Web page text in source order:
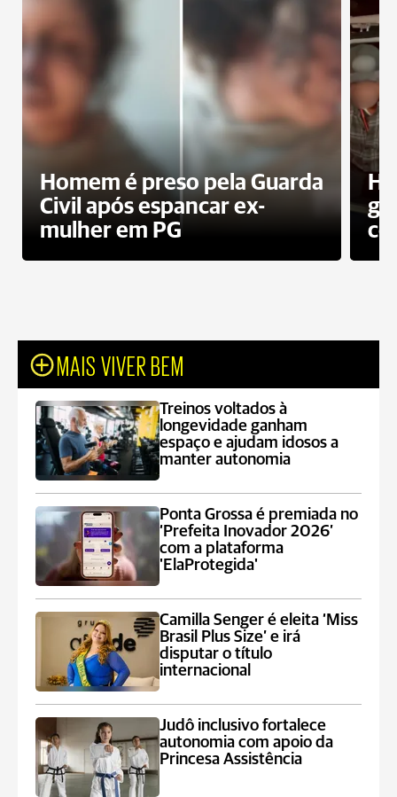
Homem é preso pela Guarda
Civil após espancar ex-
mulher em PG
MAIS VIVER BEM
Treinos voltados à
longevidade ganham
espaço e ajudam idosos a
manter autonomia
Ponta Grossa é premiada no
‘Prefeita Inovador 2026’
com a plataforma
'ElaProtegida'
Camilla Senger é eleita ‘Miss
Brasil Plus Size’ e irá
disputar o título
internacional
Judô inclusivo fortalece
autonomia com apoio da
Princesa Assistência